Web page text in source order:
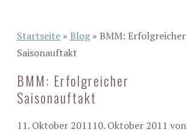
Startseite » Blog» BMM: Erfolgreicher
Saisonauftakt
BMM: Erfolgreicher
Saisonauftakt
11. Oktober 201110. Oktober 2011 von